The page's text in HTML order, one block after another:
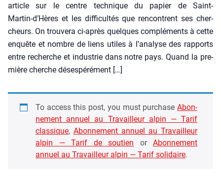
article sur le centre tech­nique du papier de Saint-
Martin‑d’Hères et les dif­fi­cul­tés que ren­contrent ses cher­
cheurs. On trou­ve­ra ci-après quelques com­plé­ments à cette
enquête et nombre de liens utiles à l’analyse des rap­ports
entre recherche et indus­trie dans notre pays. Quand la pre­
mière cherche déses­pé­ré­ment […]
To access this post, you must pur­chase Abon­
ne­ment annuel au Tra­vailleur alpin — Tarif
clas­sique, Abon­ne­ment annuel au Tra­vailleur
alpin — Tarif de sou­tien or Abon­ne­ment
annuel au Tra­vailleur alpin — Tarif soli­daire.